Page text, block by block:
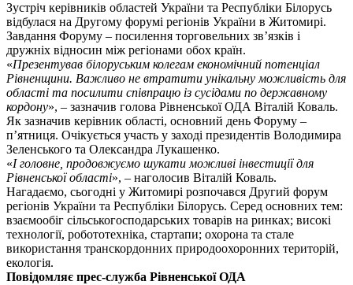
Зустріч керівників областей України та Республіки Білорусь
відбулася на Другому форумі регіонів України в Житомирі.
Завдання Форуму – посилення торговельних зв’язків і
дружніх відносин між регіонами обох країн.
«Презентував білоруським колегам економічний потенціал
Рівненщини. Важливо не втратити унікальну можливість для
області та посилити співпрацю із сусідами по державному
кордону», – зазначив голова Рівненської ОДА Віталій Коваль.
Як зазначив керівник області, основний день Форуму –
п’ятниця. Очікується участь у заході президентів Володимира
Зеленського та Олександра Лукашенко.
«І головне, продовжуємо шукати можливі інвестиції для
Рівненської області», – наголосив Віталій Коваль.
Нагадаємо, сьогодні у Житомирі розпочався Другий форум
регіонів України та Республіки Білорусь. Серед основних тем:
взаємообіг сільськогосподарських товарів на ринках; високі
технології, робототехніка, стартапи; охорона та стале
використання транскордонних природоохоронних територій,
екологія.
Повідомляє прес-служба Рівненської ОДА